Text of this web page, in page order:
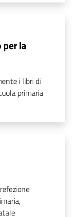
la
i libri di
primaria